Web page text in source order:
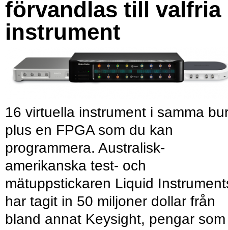
förvandlas till valfria
instrument
16 virtuella instrument i samma
plus en FPGA som du kan
programmera. Australisk-
amerikanska test- och
mätuppstickaren Liquid
har tagit in 50 miljoner dollar från
bland annat Keysight, pengar som